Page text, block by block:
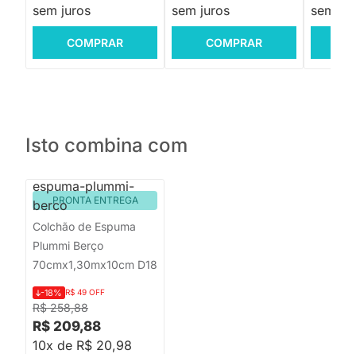
sem juros
COMPRAR
sem juros
COMPRAR
sem
Isto combina com
PRONTA ENTREGA
Colchão de Espuma
Plummi Berço
70cmx1,30mx10cm D18
R$ 258,88
-18% R$ 49 OFF
R$ 209,88
10x de R$ 20,98